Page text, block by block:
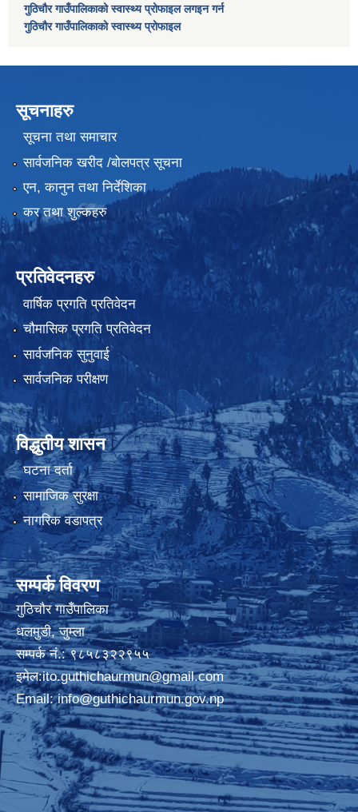
गुठिचौर गाउँपालिकाको स्वास्थ्य प्रोफाइल लगइन गर्न
गुठिचौर गाउँपालिकाको स्वास्थ्य प्रोफाइल
सूचनाहरु
सूचना तथा समाचार
सार्वजनिक खरीद /बोलपत्र सूचना
एन, कानुन तथा निर्देशिका
कर तथा शुल्कहरु
प्रतिवेदनहरु
वार्षिक प्रगति प्रतिवेदन
चौमासिक प्रगति प्रतिवेदन
सार्वजनिक सुनुवाई
सार्वजनिक परीक्षण
विद्धुतीय शासन
घटना दर्ता
सामाजिक सुरक्षा
नागरिक वडापत्र
सम्पर्क विवरण
गुठिचौर गाउँपालिका
धलमुडी, जुम्ला
सम्पर्क नं.: ९८५८३२२९५५
इमेल:ito.guthichaurmun@gmail.com
Email:info@guthichaurmun.gov.np